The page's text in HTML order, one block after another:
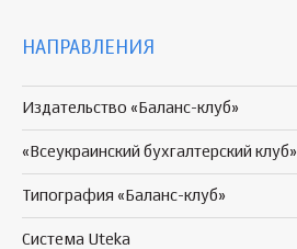
НАПРАВЛЕНИЯ
Издательство «Баланс-клуб»
«Всеукраинский бухгалтерский клуб»
Типография «Баланс-клуб»
Система Uteka